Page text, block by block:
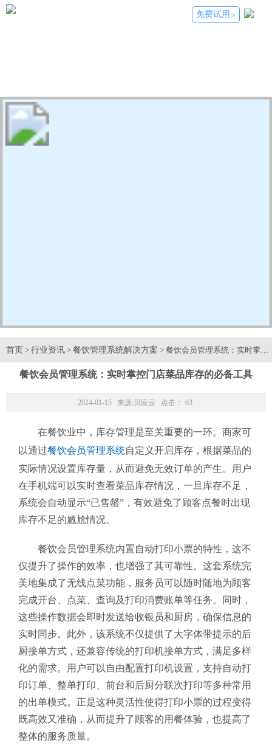
免费试用 >
首页 > 行业资讯 > 餐饮管理系统解决方案 > 餐饮会员管理系统：实时掌
餐饮会员管理系统：实时掌控门店菜品库存的必备工具
2024-01-15 来源: 贝应云 点击： 63
在餐饮业中，库存管理是至关重要的一环。商家可
以通过餐饮会员管理系统自定义开启库存，根据菜品的
实际情况设置库存量，从而避免无效订单的产生。用户
在手机端可以实时查看菜品库存情况，一旦库存不足，
系统会自动显示“已售罄”，有效避免了顾客点餐时出现
库存不足的尴尬情况。
餐饮会员管理系统内置自动打印小票的特性，这不
仅提升了操作的效率，也增强了其可靠性。这套系统完
美地集成了无线点菜功能，服务员可以随时随地为顾客
完成开台、点菜、查询及打印消费账单等任务。同时，
这些操作数据会即时发送给收银员和厨房，确保信息的
实时同步。 此外，该系统不仅提供了大字体带提示的后
厨接单方式，还兼容传统的打印机接单方式，满足多样
化的需求。用户可以自由配置打印机设置，支持自动打
印订单、整单打印、前台和后厨分联次打印等多种常用
的出单模式。 正是这种灵活性使得打印小票的过程变得
既高效又准确，从而提升了顾客的用餐体验，也提高了
整体的服务质量。